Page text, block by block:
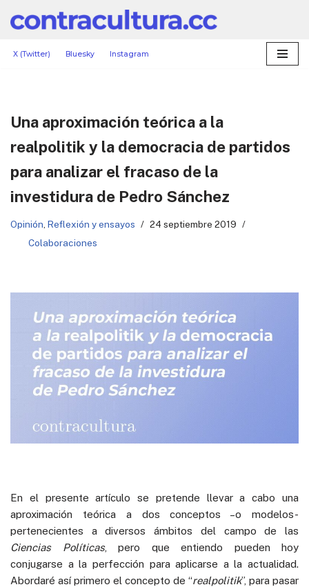
al
X (Twitter) Bluesky Instagram
Una aproximación teórica a la
realpolitik y la democracia de partidos
para analizar el fracaso de la
investidura de Pedro Sánchez
Opinión Reflexión y ensayos
24 septiembre 2019
Colaboraciones
En el presente artículo se pretende llevar a cabo una
aproximación teórica a dos conceptos –o modelos-
pertenecientes a diversos ámbitos del campo de las
Ciencias Políticas, pero que entiendo pueden hoy
conjugarse a la perfección para aplicarse a la actualidad.
Abordaré así primero el concepto de “realpolitik”, para pasar